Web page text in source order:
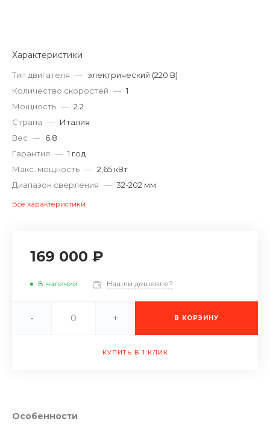
Характеристики
Тип двигателя — электрический (220 В)
Количество скоростей — 1
Мощность — 2.2
Страна — Италия
Вес — 6.8
Гарантия — 1 год
Макс. мощность — 2,65 кВт
Диапазон сверления — 32-202 мм
Все характеристики
169 000 ₽
В наличии Нашли дешевле?
- + В КОРЗИНУ
КУПИТЬ В 1 КЛИК
Особенности